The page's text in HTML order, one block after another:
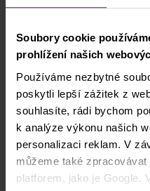
Soubory cookie
prohlížení našich
Používáme nezbytné
poskytli lepší zážitek z
souhlasíte, rádi bychom
k analýze výkonu našich
personalizaci reklam. V
můžeme také
platforem, jako je Google.
souhlas s tím, aby mě
účelem poskytnutí dalších
společnosti.
* Beru na vědomí a přijímám,
souladu se zásadami ochrany
informace o pořizování
zveřejnění rizik.